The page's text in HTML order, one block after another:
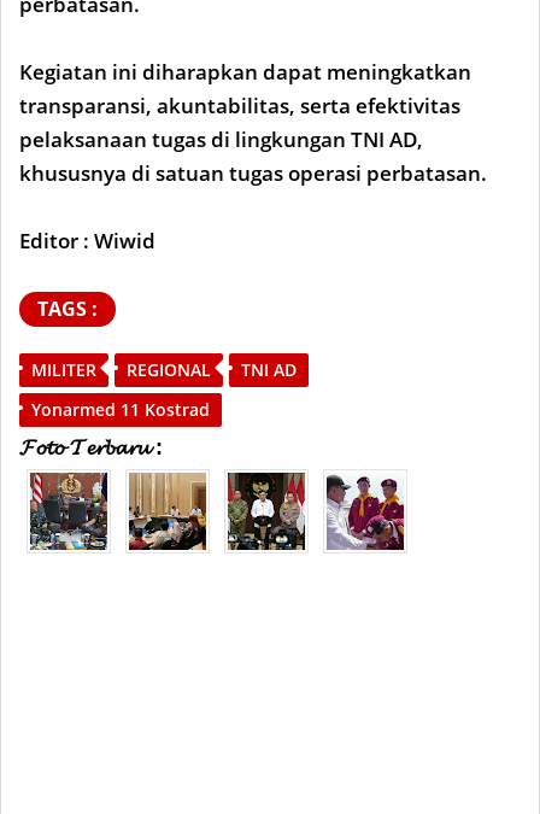
Kegiatan ini diharapkan dapat meningkatkan
transparansi, akuntabilitas, serta efektivitas
pelaksanaan tugas di lingkungan TNI AD,
khususnya di satuan tugas operasi perbatasan.
Editor : Wiwid
TAGS :
MILITER REGIONAL
TNI AD
Yonarmed 11 Kostrad
𝓕𝓸𝓽𝓸 𝓣𝓮𝓻𝓫𝓪𝓻𝓾 :